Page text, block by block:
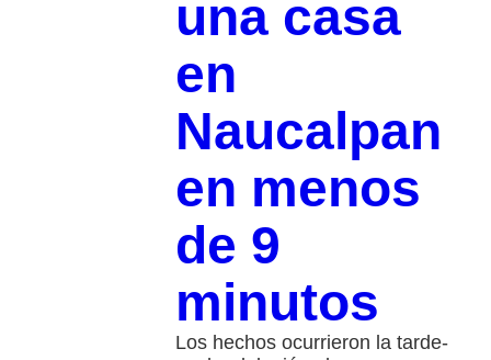
una casa
en
Naucalpan
en menos
de 9
minutos
Los hechos ocurrieron la tarde-